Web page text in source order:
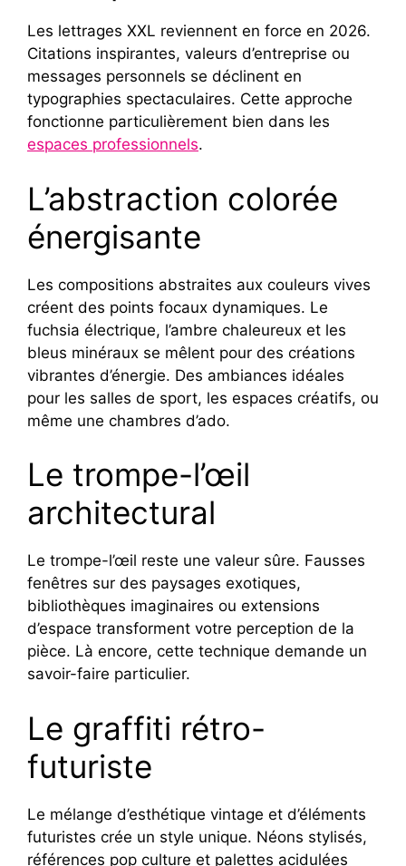
Les lettrages XXL reviennent en force en 2026.
Citations inspirantes, valeurs d’entreprise ou
messages personnels se déclinent en
typographies spectaculaires. Cette approche
fonctionne particulièrement bien dans les
espaces professionnels.
L’abstraction colorée
énergisante
Les compositions abstraites aux couleurs vives
créent des points focaux dynamiques. Le
fuchsia électrique, l’ambre chaleureux et les
bleus minéraux se mêlent pour des créations
vibrantes d’énergie. Des ambiances idéales
pour les salles de sport, les espaces créatifs, ou
même une chambres d’ado.
Le trompe-l’œil
architectural
Le trompe-l’œil reste une valeur sûre. Fausses
fenêtres sur des paysages exotiques,
bibliothèques imaginaires ou extensions
d’espace transforment votre perception de la
pièce. Là encore, cette technique demande un
savoir-faire particulier.
Le graffiti rétro-
futuriste
Le mélange d’esthétique vintage et d’éléments
futuristes crée un style unique. Néons stylisés,
références pop culture et palettes acidulées